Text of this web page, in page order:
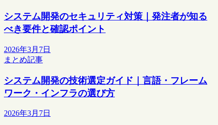
システム開発のセキュリティ対策｜発注者が知る
べき要件と確認ポイント
2026年3月7日
まとめ記事
システム開発の技術選定ガイド｜言語・フレーム
ワーク・インフラの選び方
2026年3月7日